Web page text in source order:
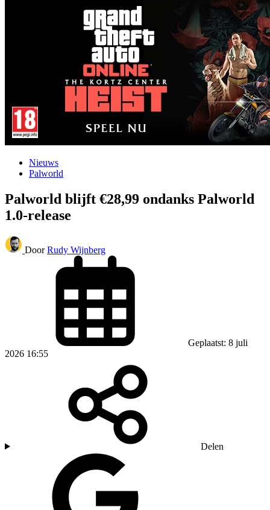
Nieuws
Palworld
Palworld blijft €28,99 ondanks Palworld
1.0-release
Door Rudy Wijnberg
Geplaatst: 8 juli
2026 16:55
Delen